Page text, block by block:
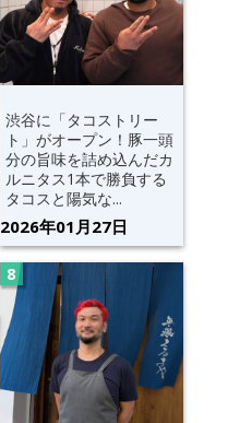
渋谷に「タコストリー
ト」がオープン！豚一頭
分の旨味を詰め込んだカ
ルニタス1本で勝負する
タコスと陽気な...
2026年01月27日